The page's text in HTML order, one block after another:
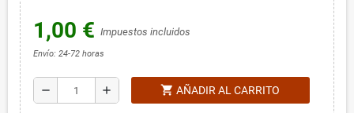
1,00 € Impuestos incluidos
Envío: 24-72 horas
remove add shopping_cart AÑADIR AL CARRITO